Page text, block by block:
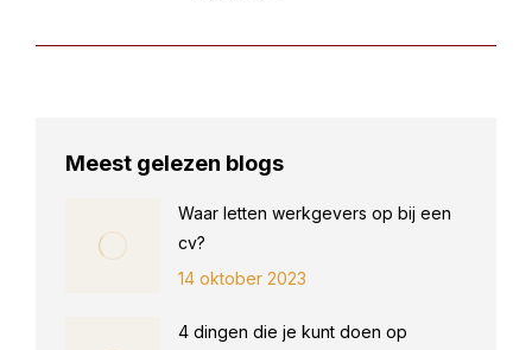
Meest gelezen blogs
Waar letten werkgevers op bij een
cv?
14 oktober 2023
4 dingen die je kunt doen op